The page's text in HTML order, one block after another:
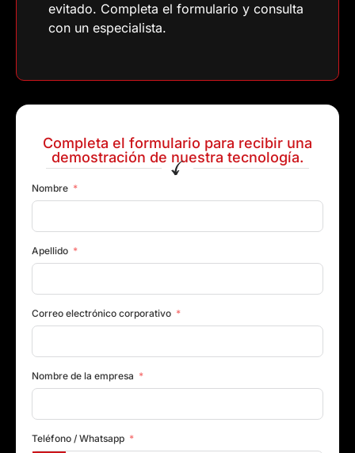
evitado. Completa el formulario y consulta
con un especialista.
Completa el formulario para recibir una
demostración de nuestra tecnología.
Nombre
Apellido
Correo electrónico corporativo
Nombre de la empresa
Teléfono / Whatsapp